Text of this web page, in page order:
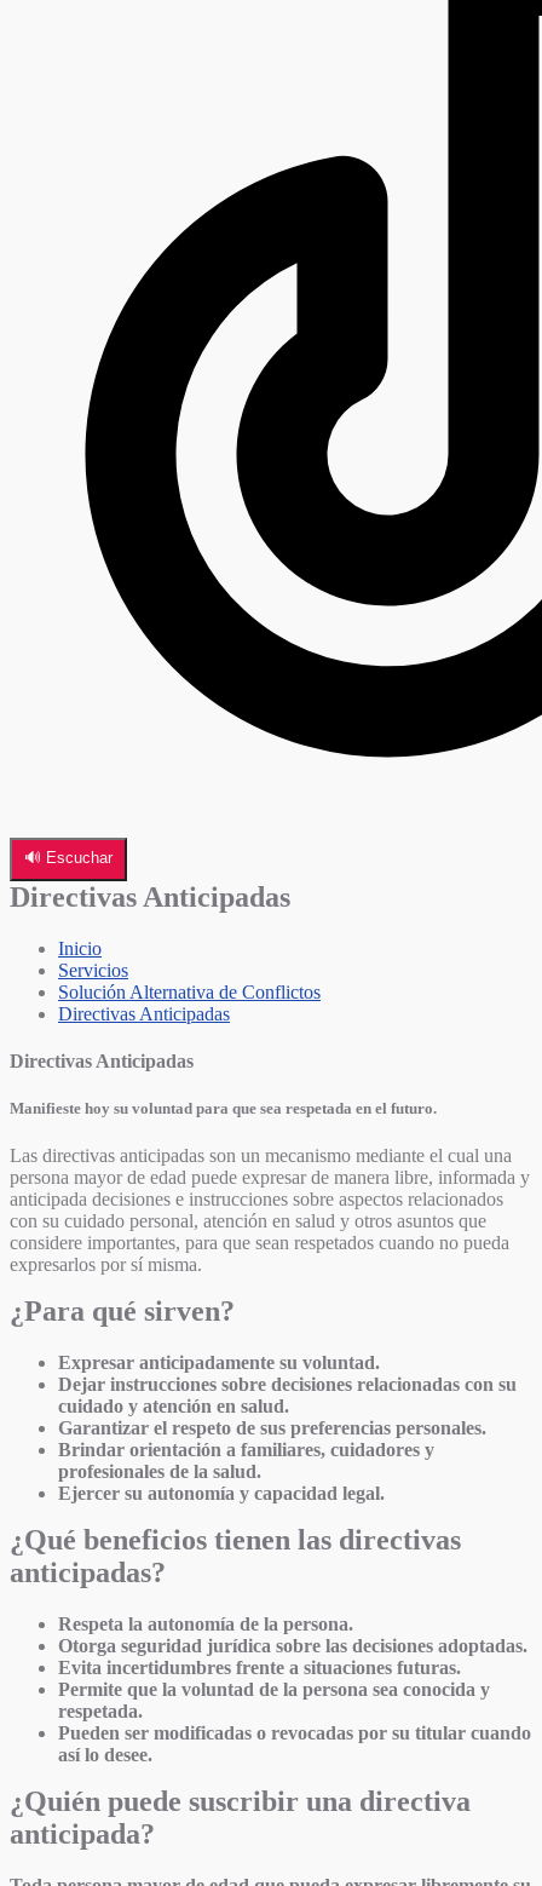
🔊 Escuchar
Directivas Anticipadas
Inicio
Servicios
Solución Alternativa de Conflictos
Directivas Anticipadas
Directivas Anticipadas
Manifieste hoy su voluntad para que sea respetada en el futuro.
Las directivas anticipadas son un mecanismo mediante el cual una
persona mayor de edad puede expresar de manera libre, informada y
anticipada decisiones e instrucciones sobre aspectos relacionados
con su cuidado personal, atención en salud y otros asuntos que
considere importantes, para que sean respetados cuando no pueda
expresarlos por sí misma.
¿Para qué sirven?
Expresar anticipadamente su voluntad.
Dejar instrucciones sobre decisiones relacionadas con su
cuidado y atención en salud.
Garantizar el respeto de sus preferencias personales.
Brindar orientación a familiares, cuidadores y
profesionales de la salud.
Ejercer su autonomía y capacidad legal.
¿Qué beneficios tienen las directivas
anticipadas?
Respeta la autonomía de la persona.
Otorga seguridad jurídica sobre las decisiones adoptadas.
Evita incertidumbres frente a situaciones futuras.
Permite que la voluntad de la persona sea conocida y
respetada.
Pueden ser modificadas o revocadas por su titular cuando
así lo desee.
¿Quién puede suscribir una directiva
anticipada?